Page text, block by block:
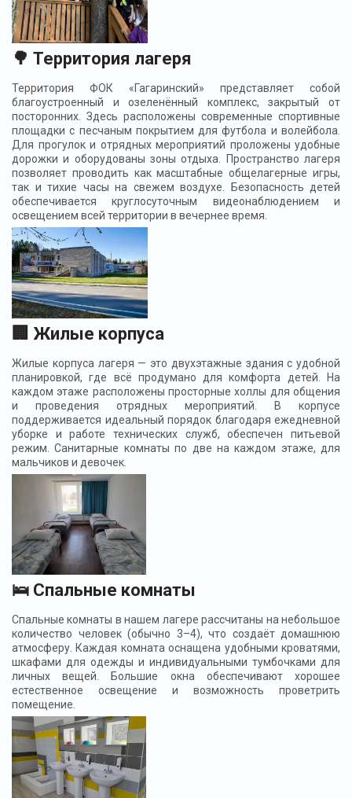
🌳 Территория лагеря
Территория ФОК «Гагаринский» представляет собой
благоустроенный и озеленённый комплекс, закрытый от
посторонних. Здесь расположены современные спортивные
площадки с песчаным покрытием для футбола и волейбола.
Для прогулок и отрядных мероприятий проложены удобные
дорожки и оборудованы зоны отдыха. Пространство лагеря
позволяет проводить как масштабные общелагерные игры,
так и тихие часы на свежем воздухе. Безопасность детей
обеспечивается круглосуточным видеонаблюдением и
освещением всей территории в вечернее время.
🏢 Жилые корпуса
Жилые корпуса лагеря — это двухэтажные здания с удобной
планировкой, где всё продумано для комфорта детей. На
каждом этаже расположены просторные холлы для общения
и проведения отрядных мероприятий. В корпусе
поддерживается идеальный порядок благодаря ежедневной
уборке и работе технических служб, обеспечен питьевой
режим. Санитарные комнаты по две на каждом этаже, для
мальчиков и девочек.
🛌 Спальные комнаты
Спальные комнаты в нашем лагере рассчитаны на небольшое
количество человек (обычно 3–4), что создаёт домашнюю
атмосферу. Каждая комната оснащена удобными кроватями,
шкафами для одежды и индивидуальными тумбочками для
личных вещей. Большие окна обеспечивают хорошее
естественное освещение и возможность проветрить
помещение.